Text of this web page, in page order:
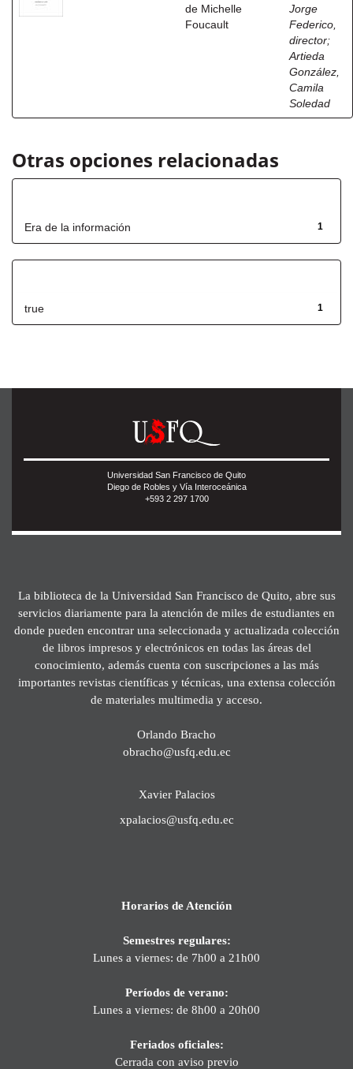
de Michelle
Foucault
Jorge
Federico,
director;
Artieda
González,
Camila
Soledad
Otras opciones relacionadas
1
Era de la información
1
true
Universidad San Francisco de Quito
Diego de Robles y Vía Interoceánica
+593 2 297 1700
La biblioteca de la Universidad San Francisco de Quito, abre sus
servicios diariamente para la atención de miles de estudiantes en
donde pueden encontrar una seleccionada y actualizada colección
de libros impresos y electrónicos en todas las áreas del
conocimiento, además cuenta con suscripciones a las más
importantes revistas científicas y técnicas, una extensa colección
de materiales multimedia y acceso.
Orlando Bracho
obracho@usfq.edu.ec
Xavier Palacios
xpalacios@usfq.edu.ec
Horarios de Atención
Semestres regulares:
Lunes a viernes: de 7h00 a 21h00
Períodos de verano:
Lunes a viernes: de 8h00 a 20h00
Feriados oficiales:
Cerrada con aviso previo